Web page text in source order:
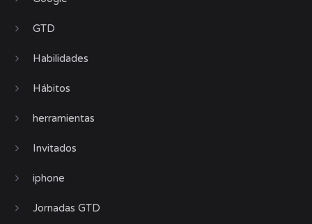
GTD
Habilidades
Hábitos
herramientas
Invitados
iphone
Jornadas GTD